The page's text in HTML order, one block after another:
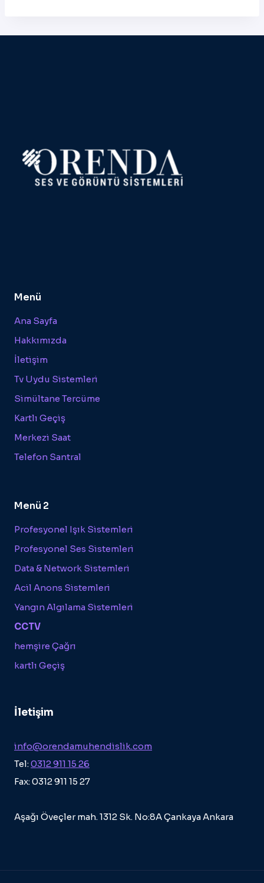
Menü
Ana Sayfa
Hakkımızda
İletişim
Tv Uydu Sistemleri
Simültane Tercüme
Kartlı Geçiş
Merkezi Saat
Telefon Santral
Menü 2
Profesyonel Işık Sistemleri
Profesyonel Ses Sistemleri
Data & Network Sistemleri
Acil Anons Sistemleri
Yangın Algılama Sistemleri
CCTV
hemşire Çağrı
kartlı Geçiş
İletişim
info@orendamuhendislik.com
Tel:0312 911 15 26
Fax: 0312 911 15 27
Aşağı Öveçler mah. 1312 Sk. No:8A Çankaya Ankara